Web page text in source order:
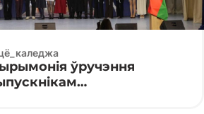
ўручэння